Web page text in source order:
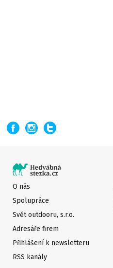
O nás
Spolupráce
Svět outdooru, s.r.o.
Adresáře firem
Přihlášení k newsletteru
RSS kanály